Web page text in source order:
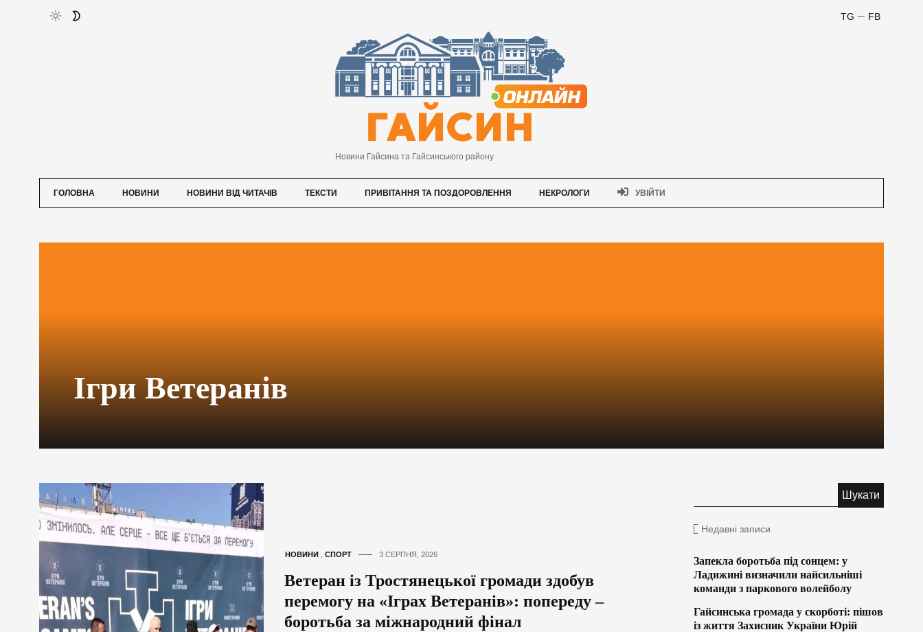
FB
TG
Новини Гайсина та Гайсинського району
ГОЛОВНА НОВИНИ НОВИНИ ВІД ЧИТАЧІВ ТЕКСТИ ПРИВІТАННЯ ТА ПОЗДОРОВЛЕННЯ НЕКРОЛОГИ УВІЙТИ
Ігри Ветеранів
НОВИНИ СПОРТ 3 СЕРПНЯ, 2026
Ветеран із Тростянецької громади здобув
перемогу на «Іграх Ветеранів»: попереду –
боротьба за міжнародний фінал
Недавні записи
Запекла боротьба під сонцем: у
Ладижині визначили найсильніші
команди з паркового волейболу
Гайсинська громада у скорботі: пішов
із життя Захисник України Юрій